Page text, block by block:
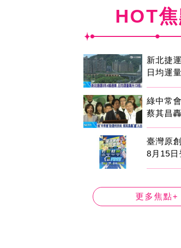
HOT
新北捷
日均運
綠中常
蔡其昌
臺灣原
8月15
更多焦點+